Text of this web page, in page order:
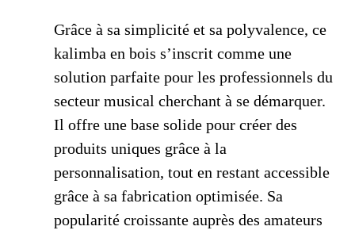
Grâce à sa simplicité et sa polyvalence, ce
kalimba en bois s’inscrit comme une
solution parfaite pour les professionnels du
secteur musical cherchant à se démarquer.
Il offre une base solide pour créer des
produits uniques grâce à la
personnalisation, tout en restant accessible
grâce à sa fabrication optimisée. Sa
popularité croissante auprès des amateurs